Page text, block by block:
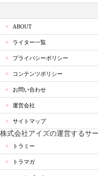
ABOUT
ライター一覧
プライバシーポリシー
コンテンツポリシー
お問い合わせ
運営会社
サイトマップ
株式会社アイズの運営するサ
トラミー
トラマガ